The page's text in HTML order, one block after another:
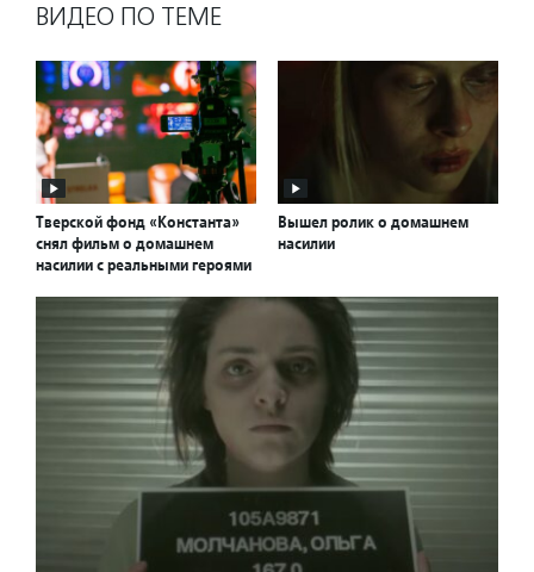
ВИДЕО ПО ТЕМЕ
Тверской фонд «Константа»
снял фильм о домашнем
насилии с реальными героями
Вышел ролик о домашнем
насилии